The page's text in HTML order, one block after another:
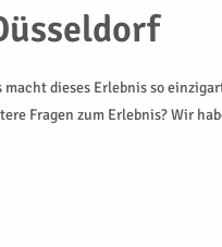
macht dieses Erlebnis so
Fragen zum Erlebnis? Wir